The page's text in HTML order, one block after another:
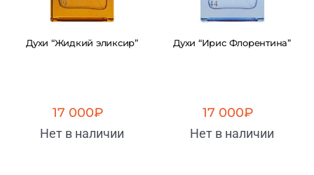
Духи “Жидкий эликсир”
17 000₽
Нет в наличии
Духи “Ирис Флорентина”
17 000₽
Нет в наличии